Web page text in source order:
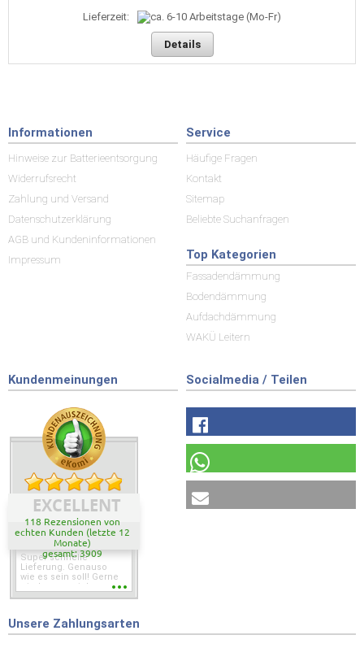
Lieferzeit:
Details
Informationen
Hinweise zur Batterieentsorgung
Widerrufsrecht
Zahlung und Versand
Datenschutzerklärung
AGB und Kundeninformationen
Impressum
Service
Häufige Fragen
Kontakt
Sitemap
Beliebte Suchanfragen
Top Kategorien
Fassadendämmung
Bodendämmung
Aufdachdämmung
WAKÜ Leitern
Kundenmeinungen
EXCELLENT
118 Rezensionen von
echten Kunden (letzte 12
Monate)
gesamt: 3909
Super schnelle
Lieferung. Genauso
wie es sein soll! Gerne
wieder wenn ich was
Socialmedia / Teilen
Unsere Zahlungsarten